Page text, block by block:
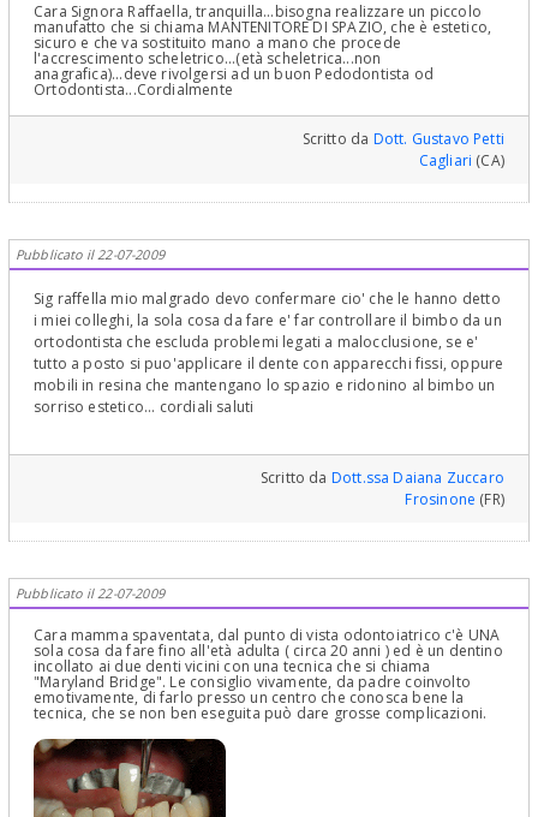
Cara Signora Raffaella, tranquilla...bisogna realizzare un piccolo
manufatto che si chiama MANTENITORE DI SPAZIO, che è estetico,
sicuro e che va sostituito mano a mano che procede
l'accrescimento scheletrico...(età scheletrica...non
anagrafica)...deve rivolgersi ad un buon Pedodontista od
Ortodontista...Cordialmente
Scritto da Dott. Gustavo Petti
Cagliari (CA)
Pubblicato il 22-07-2009
Sig raffella mio malgrado devo confermare cio' che le hanno detto
i miei colleghi, la sola cosa da fare e' far controllare il bimbo da un
ortodontista che escluda problemi legati a malocclusione, se e'
tutto a posto si puo'applicare il dente con apparecchi fissi, oppure
mobili in resina che mantengano lo spazio e ridonino al bimbo un
sorriso estetico... cordiali saluti
Scritto da Dott.ssa Daiana Zuccaro
Frosinone (FR)
Pubblicato il 22-07-2009
Cara mamma spaventata, dal punto di vista odontoiatrico c'è UNA
sola cosa da fare fino all'età adulta ( circa 20 anni ) ed è un dentino
incollato ai due denti vicini con una tecnica che si chiama
"Maryland Bridge". Le consiglio vivamente, da padre coinvolto
emotivamente, di farlo presso un centro che conosca bene la
tecnica, che se non ben eseguita può dare grosse complicazioni.